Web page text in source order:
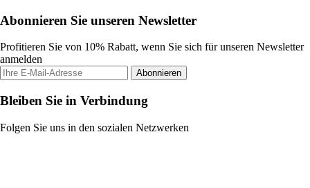
Abonnieren Sie unseren Newsletter
Profitieren Sie von 10% Rabatt, wenn Sie sich für unseren Newsletter
anmelden
Abonnieren
Bleiben Sie in Verbindung
Folgen Sie uns in den sozialen Netzwerken